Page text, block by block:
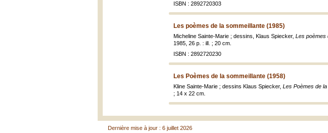
ISBN : 2892720303
Les poèmes de la sommeillante (1985)
Micheline Sainte-Marie ; dessins, Klaus Spiecker, Les poèmes
1985, 26 p. : ill. ; 20 cm.
ISBN : 2892720230
Les Poèmes de la sommeillante (1958)
Kline Sainte-Marie ; dessins Klaus Spiecker, Les Poèmes de
; 14 x 22 cm.
Dernière mise à jour : 6 juillet 2026